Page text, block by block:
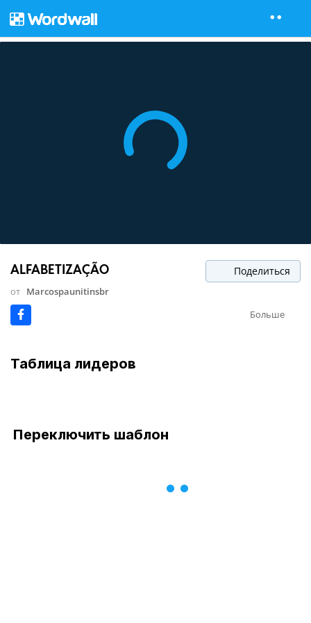
ALFABETIZAÇÃO Поделиться
от Marcospaunitinsbr
Больше
Таблица лидеров
Переключить шаблон